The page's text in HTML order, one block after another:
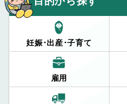
妊娠･出産･子育て
雇用